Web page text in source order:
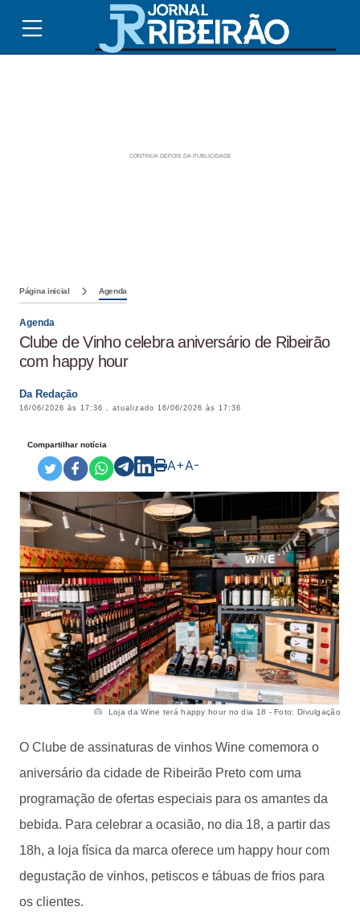
Página inicial Agenda
Agenda
Clube de Vinho celebra aniversário de Ribeirão
com happy hour
Da Redação
16/06/2026 às 17:36 , atualizado 16/06/2026 às 17:36
Compartilhar notícia
A+A-
Loja da Wine terá happy hour no dia 18 - Foto: Divulgação
O Clube de assinaturas de vinhos Wine comemora o
aniversário da cidade de Ribeirão Preto com uma
programação de ofertas especiais para os amantes da
bebida. Para celebrar a ocasião, no dia 18, a partir das
18h, a loja física da marca oferece um happy hour com
degustação de vinhos, petiscos e tábuas de frios para
os clientes.